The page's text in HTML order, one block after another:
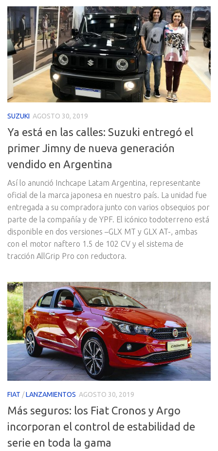
SUZUKI AGOSTO 30, 2019
Ya está en las calles: Suzuki entregó el
primer Jimny de nueva generación
vendido en Argentina
Así lo anunció Inchcape Latam Argentina, representante
oficial de la marca japonesa en nuestro país. La unidad fue
entregada a su compradora junto con varios obsequios por
parte de la compañía y de YPF. El icónico todoterreno está
disponible en dos versiones –GLX MT y GLX AT-, ambas
con el motor naftero 1.5 de 102 CV y el sistema de
tracción AllGrip Pro con reductora.
FIAT /LANZAMIENTOS AGOSTO 30, 2019
Más seguros: los Fiat Cronos y Argo
incorporan el control de estabilidad de
serie en toda la gama